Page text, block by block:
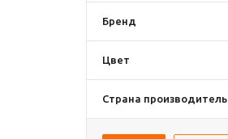
Бренд
Цвет
Страна производитель